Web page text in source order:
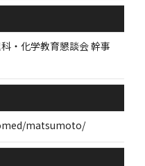
・化学教育懇談会 幹事
matsumoto/